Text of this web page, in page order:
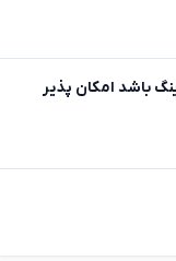
باشد امکان پذیر